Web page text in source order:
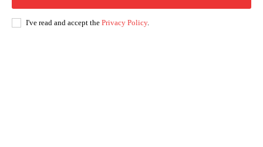
I've read and accept the Privacy Policy.